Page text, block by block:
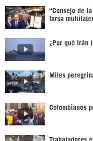
“Consejo de
farsa
¿Por qué Irán
Miles
Colombianos
Trabajadores